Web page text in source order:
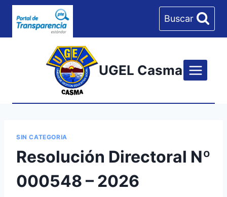
Skip
Buscar
UGEL Casma
SIN CATEGORIA
Resolución Directoral Nº
000548 – 2026